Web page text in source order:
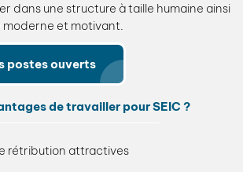
dans une structure à taille humaine ainsi
moderne et motivant.
postes ouverts
de travailler pour SEIC ?
rétribution attractives